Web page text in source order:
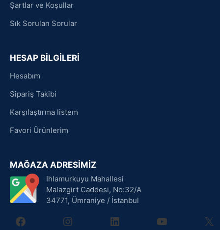
Şartlar ve Koşullar
Sık Sorulan Sorular
HESAP BİLGİLERİ
Hesabım
Sipariş Takibi
Karşılaştırma listem
Favori Ürünlerim
MAĞAZA ADRESİMİZ
Ihlamurkuyu Mahallesi
Malazgirt Caddesi, No:32/A
34771, Ümraniye / İstanbul
facebookinstagramlinkedin youtube X